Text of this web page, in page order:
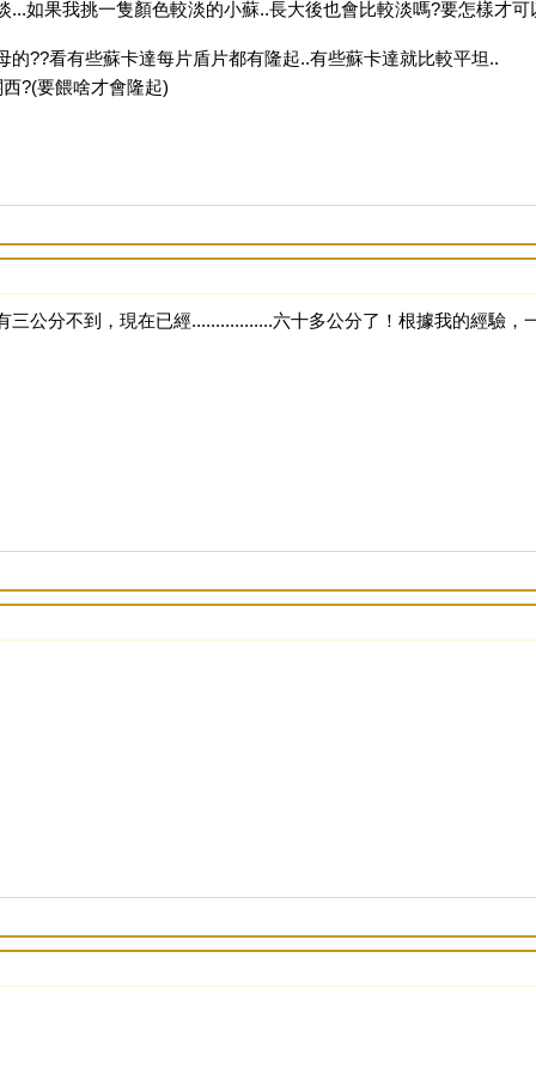
...如果我挑一隻顏色較淡的小蘇..長大後也會比較淡嗎?要怎樣才
的??看有些蘇卡達每片盾片都有隆起..有些蘇卡達就比較平坦..
?(要餵啥才會隆起)
三公分不到，現在已經.................六十多公分了！根據我的經驗